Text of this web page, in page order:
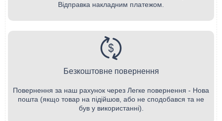
Відправка накладним платежом.
Безкоштовне повернення
Повернення за наш рахунок через Легке повернення - Нова
пошта (якщо товар на підійшов, або не сподобався та не
був у використанні).